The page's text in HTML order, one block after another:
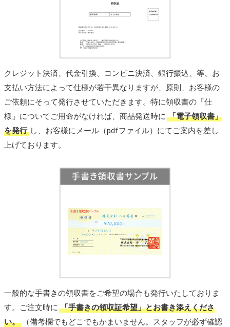
クレジット決済、代金引換、コンビニ決済、銀行振込、等、お
支払い方法によって仕様が若干異なりますが、原則、お客様の
ご依頼にそって発行させていただきます。特に領収書の「仕
様」についてご用命がなければ、商品発送時に 「電子領収書」
を発行 し、お客様にメール（pdfファイル）にてご案内を差し
上げております。
一般的な手書きの領収書をご希望の場合も発行いたしておりま
す。ご注文時に 「手書きの領収証希望」とお書き添えくださ
い。
（備考欄でもどこでもかまいません。スタッフが必ず確認